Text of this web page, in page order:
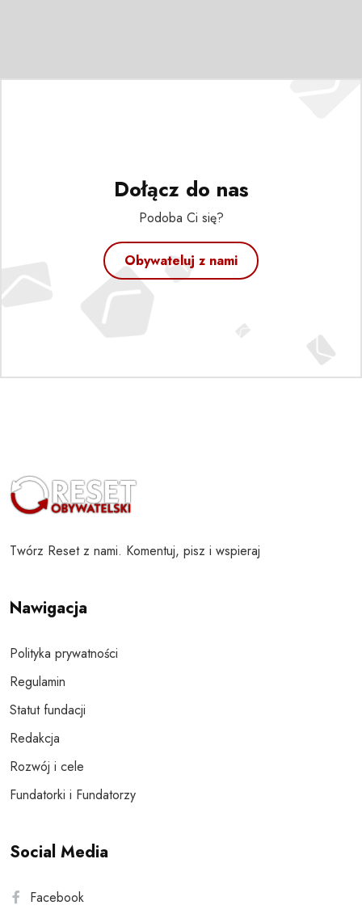
Dołącz do nas
Podoba Ci się?
Obywateluj z nami
Twórz Reset z nami. Komentuj, pisz i wspieraj
Nawigacja
Polityka prywatności
Regulamin
Statut fundacji
Redakcja
Rozwój i cele
Fundatorki i Fundatorzy
Social Media
Facebook